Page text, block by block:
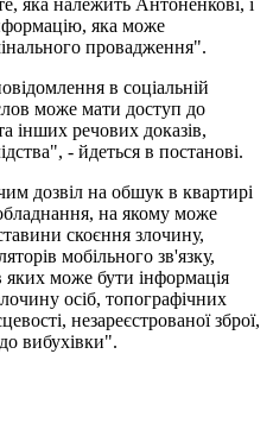
яка може
провадження".
в соціальній
може мати доступ до
інших речових доказів,
- йдеться в постанові.
дозвіл на обшук в квартирі
на якому може
скоєння злочину,
мобільного зв'язку,
яких може бути інформація
осіб, топографічних
незареєстрованої зброї,
вибухівки".